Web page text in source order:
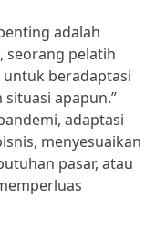
adalah
seorang pelatih
untuk beradaptasi
apapun.”
adaptasi
menyesuaikan
pasar, atau